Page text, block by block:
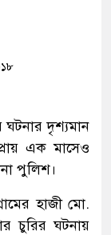
ঘটনার দৃশ্যমান
এক মাসেও
পুলিশ।
হাজী মো.
চুরির ঘটনায়